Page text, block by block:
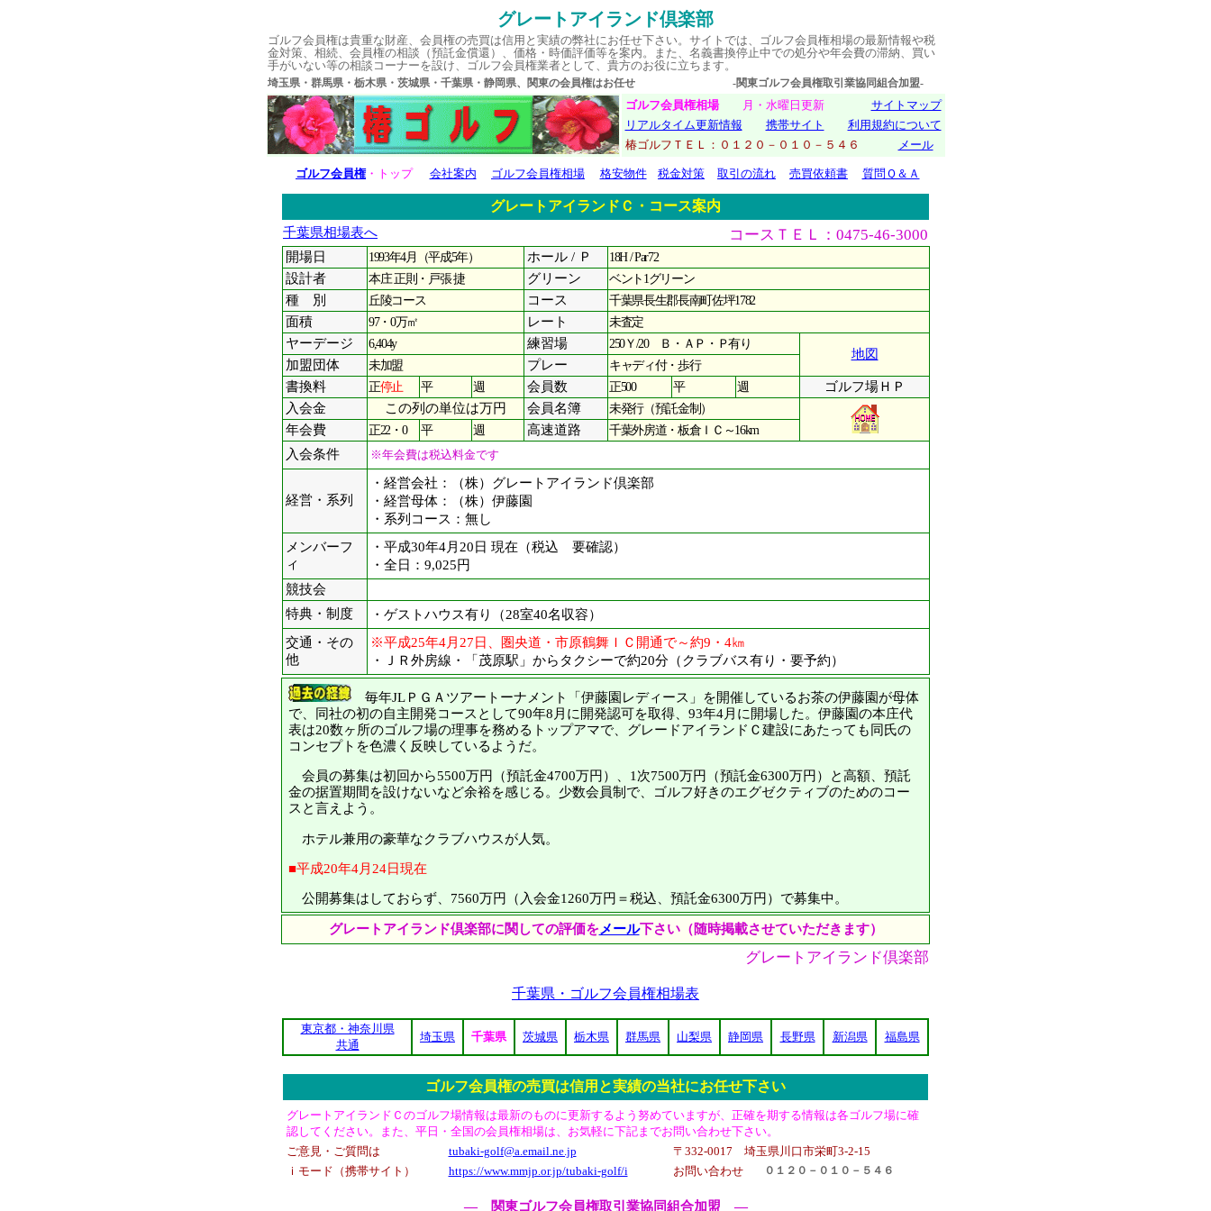
グレートアイランド倶楽部
ゴルフ会員権は貴重な財産、会員権の売買は信用と実績の弊社にお任せ下さい。サイトでは、ゴルフ会員権相場の最新情報や税
金対策、相続、会員権の相談（預託金償還）、価格・時価評価等を案内。また、名義書換停止中での処分や年会費の滞納、買い
手がいない等の相談コーナーを設け、ゴルフ会員権業者として、貴方のお役に立ちます。
埼玉県・群馬県・栃木県・茨城県・千葉県・静岡県、関東の会員権はお任せ -関東ゴルフ会員権取引業協同組合加盟-
ゴルフ会員権相場月・水曜日更新 サイトマップ
リアルタイム更新情報
携帯サイト
利用規約について
椿ゴルフＴＥＬ：０１２０－０１０－５４６
メール
ゴルフ会員権・トップ 会社案内 ゴルフ会員権相場 格安物件 税金対策 取引の流れ 売買依頼書 質問Ｑ＆Ａ
グレートアイランドＣ・コース案内
千葉県相場表へ コースＴＥＬ：0475-46-3000
開場日 1993年4月（平成5年） ホール / Ｐ
18H / Par72
設計者
本庄 正則・戸張 捷 グリーン
ベント1グリーン
種 別
丘陵コース コース
千葉県長生郡長南町佐坪1782
面積
97・0万㎡ レート
未査定
ヤーデージ
6,404y 練習場 250Ｙ/20 Ｂ・ＡＰ・Ｐ有り
地図
加盟団体 未加盟 プレー
キャディ付・歩行
書換料
正停止 平 週 会員数 正500 平 週
ゴルフ場ＨＰ
入会金
この列の単位は万円 会員名簿
未発行（預託金制）
年会費
正22・0 平 週 高速道路
千葉外房道・板倉ＩＣ～16km
入会条件
※年会費は税込料金です
経営・系列
・経営会社：（株）グレートアイランド倶楽部
・経営母体：（株）伊藤園
・系列コース：無し
メンバーフ
ィ
・平成30年4月20日 現在（税込 要確認）
・全日：9,025円
競技会
特典・制度
・ゲストハウス有り（28室40名収容）
交通・その
他
※平成25年4月27日、圏央道・市原鶴舞ＩＣ開通で～約9・4㎞
・ＪＲ外房線・「茂原駅」からタクシーで約20分（クラブバス有り・要予約）
毎年JLＰＧＡツアートーナメント「伊藤園レディース」を開催しているお茶の伊藤園が母体
で、同社の初の自主開発コースとして90年8月に開発認可を取得、93年4月に開場した。伊藤園の本庄代
表は20数ヶ所のゴルフ場の理事を務めるトップアマで、グレードアイランドＣ建設にあたっても同氏の
コンセプトを色濃く反映しているようだ。
会員の募集は初回から5500万円（預託金4700万円）、1次7500万円（預託金6300万円）と高額、預託
金の据置期間を設けないなど余裕を感じる。少数会員制で、ゴルフ好きのエグゼクティブのためのコー
スと言えよう。
ホテル兼用の豪華なクラブハウスが人気。
■平成20年4月24日現在
公開募集はしておらず、7560万円（入会金1260万円＝税込、預託金6300万円）で募集中。
グレートアイランド倶楽部に関しての評価をメール下さい（随時掲載させていただきます）
グレートアイランド倶楽部
千葉県・ゴルフ会員権相場表
東京都・神奈川県
共通
埼玉県 千葉県 茨城県 栃木県 群馬県 山梨県 静岡県 長野県 新潟県 福島県
ゴルフ会員権の売買は信用と実績の当社にお任せ下さい
グレートアイランドＣのゴルフ場情報は最新のものに更新するよう努めていますが、正確を期する情報は各ゴルフ場に確
認してください。また、平日・全国の会員権相場は、お気軽に下記までお問い合わせ下さい。
ご意見・ご質問は
tubaki-golf@a.email.ne.jp
〒332-0017 埼玉県川口市栄町3-2-15
ｉモード（携帯サイト）
https://www.mmjp.or.jp/tubaki-golf/i お問い合わせ ０１２０－０１０－５４６
― 関東ゴルフ会員権取引業協同組合加盟 ―